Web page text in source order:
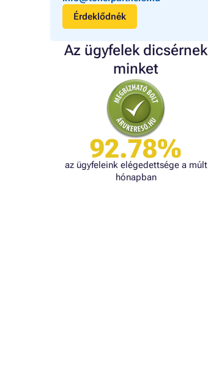
Érdeklődnék
Az ügyfelek dicsérnek
minket
92.78%
az ügyfeleink elégedettsége a múlt
hónapban